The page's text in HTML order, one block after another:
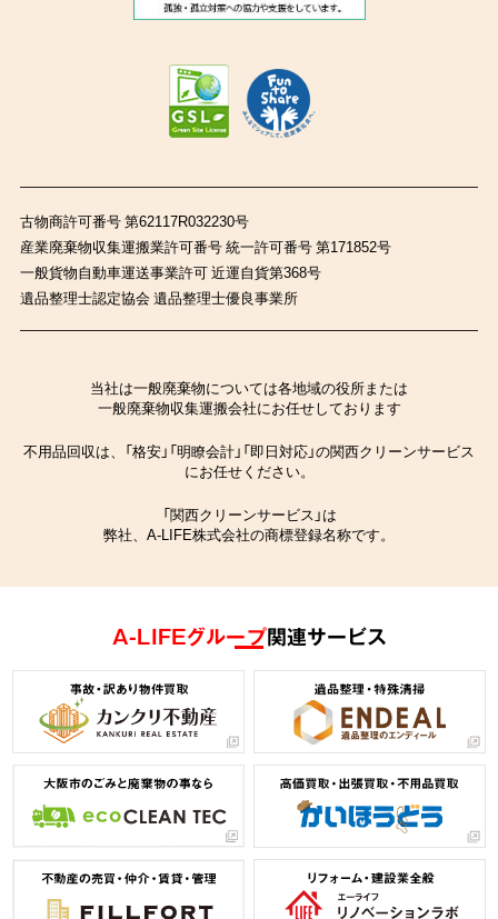
古物商許可番号 第62117R032230号
産業廃棄物収集運搬業許可番号 統一許可番号 第171852号
一般貨物自動車運送事業許可 近運自貨第368号
遺品整理士認定協会 遺品整理士優良事業所
当社は一般廃棄物については各地域の役所または
一般廃棄物収集運搬会社にお任せしております
不用品回収は、「格安」「明瞭会計」「即日対応」の関西クリーンサービス
にお任せください。
「関西クリーンサービス」は
弊社、A-LIFE株式会社の商標登録名称です。
A-LIFEグループ関連サービス